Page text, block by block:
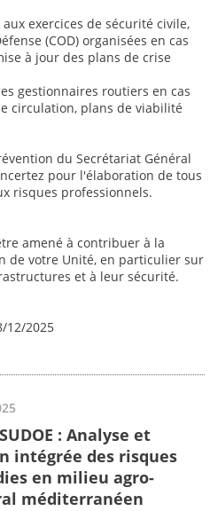
exercices de sécurité civile,
(COD) organisées en cas
à jour des plans de crise
gestionnaires routiers en cas
circulation, plans de viabilité
du Secrétariat Général
pour l'élaboration de tous
risques professionnels.
amené à contribuer à la
de votre Unité, en particulier sur
et à leur sécurité.
12/2025
: Analyse et
intégrée des risques
en milieu agro-
méditerranéen